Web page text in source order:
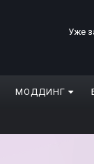
Уже
МОДДИНГ